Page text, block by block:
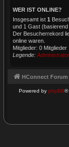
WER IST ONLINE?
Insgesamt ist 1
und 1 Gast
Der Besucherrekord
online waren.
Mitglieder: 0 Mitglieder
Legende:
HConnect Forum
Powered by phpBB®